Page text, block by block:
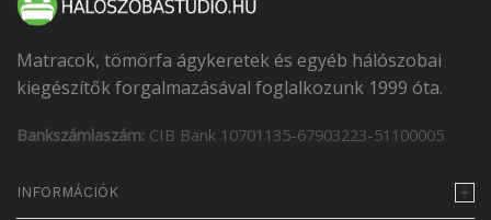
Matracok, tömörfa ágykeretek és egyéb hálószobai
kiegészítők forgalmazásával foglalkozunk 1999 óta.
Bankszámlaszám: CIB Bank 10701135-67903223-51100005
INFORMÁCIÓK